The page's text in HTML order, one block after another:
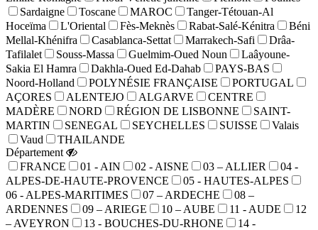
Sardaigne
Toscane MAROC
Tanger-Tétouan-Al
Hoceïma
L'Oriental Fès-Meknès Rabat-Salé-Kénitra
Béni
Mellal-Khénifra
Casablanca-Settat Marrakech-Safi
Drâa-
Tafilalet
Souss-Massa Guelmim-Oued Noun
Laâyoune-
Sakia El Hamra
Dakhla-Oued Ed-Dahab
PAYS-BAS
Noord-Holland
POLYNÉSIE FRANÇAISE
PORTUGAL
AÇORES
ALENTEJO ALGARVE
CENTRE
MADÈRE
NORD RÉGION DE LISBONNE
SAINT-
MARTIN
SENEGAL SEYCHELLES SUISSE
Valais
Vaud
THAILANDE
Département
FRANCE
01 - AIN 02 - AISNE 03 – ALLIER
04 -
ALPES-DE-HAUTE-PROVENCE
05 - HAUTES-ALPES
06 - ALPES-MARITIMES
07 – ARDECHE
08 –
ARDENNES
09 – ARIEGE 10 – AUBE 11 - AUDE
12
– AVEYRON
13 - BOUCHES-DU-RHONE
14 -